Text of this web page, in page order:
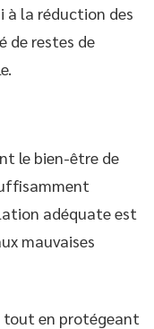
à la réduction des
de restes de
le bien-être de
adéquate est
mauvaises
tout en protégeant